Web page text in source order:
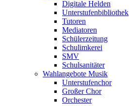
Digitale Helden
Unterstufenbibliothek
Tutoren
Mediatoren
Schülerzeitung
Schulimkerei
SMV
Schulsanitäter
Wahlangebote Musik
Unterstufenchor
Großer Chor
Orchester